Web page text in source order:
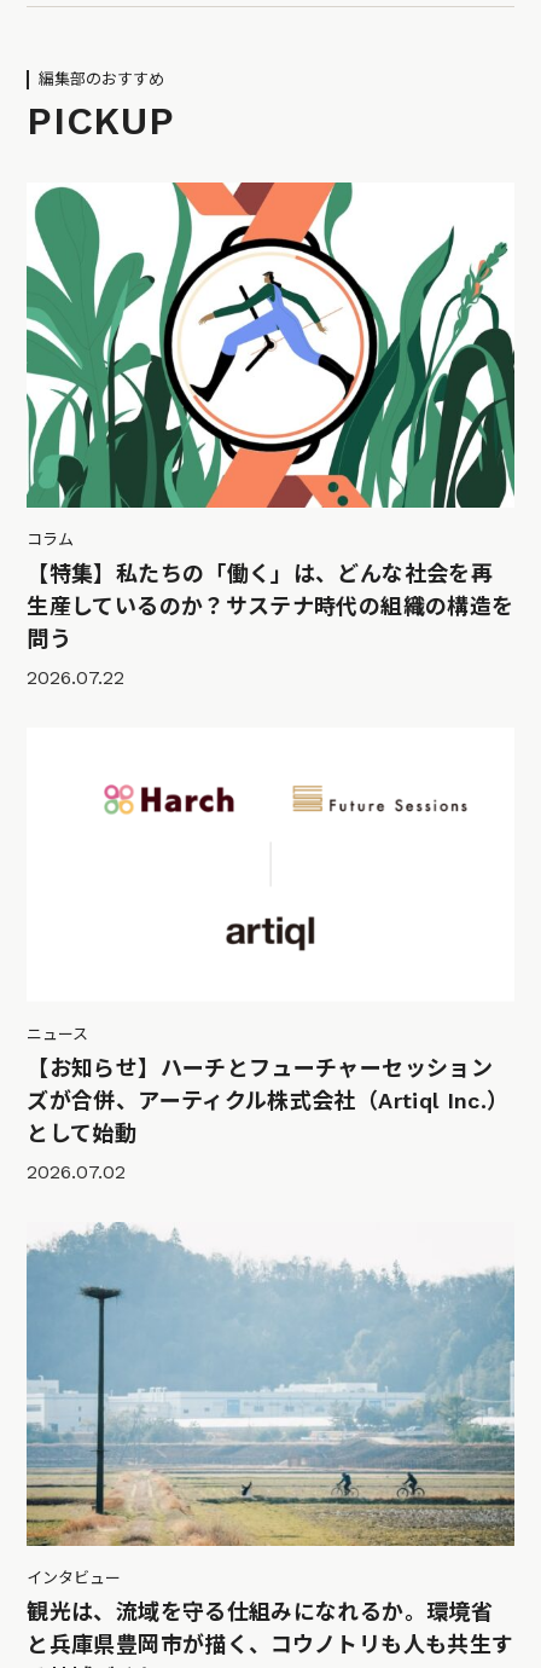
編集部のおすすめ
PICKUP
コラム
【特集】私たちの「働く」は、どんな社会を再
生産しているのか？サステナ時代の組織の構造を
問う
2026.07.22
ニュース
【お知らせ】ハーチとフューチャーセッション
ズが合併、アーティクル株式会社（Artiql Inc.）
として始動
2026.07.02
インタビュー
観光は、流域を守る仕組みになれるか。環境省
と兵庫県豊岡市が描く、コウノトリも人も共生す